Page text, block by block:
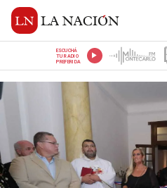
ESCUCHÁ
TU RADIO
PREFERIDA